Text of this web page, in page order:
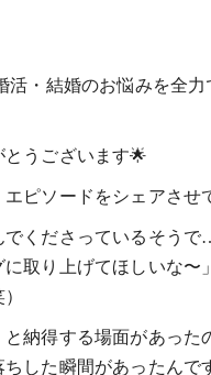
・結婚のお悩みを全力
うございます🌟
ピソードをシェアさせ
でくださっているそう
取り上げてほしいな〜
納得する場面があった
した瞬間があったんで